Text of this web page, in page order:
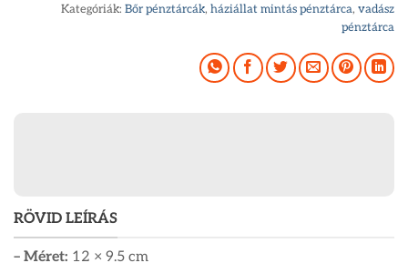
RÖVID LEÍRÁS
– Méret: 12 × 9.5 cm
Kategóriák: Bőr pénztárcák, háziállat mintás pénztárca, vadász
pénztárca